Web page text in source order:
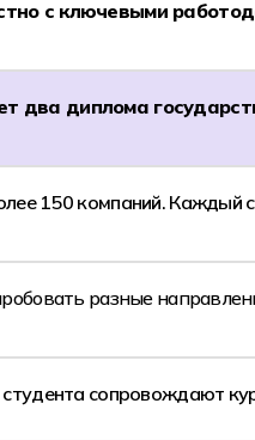
с ключевыми
два диплома
150 компаний. Каждый
разные
сопровождают